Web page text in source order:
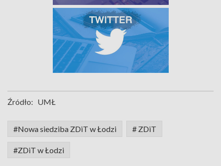
Źródło: UMŁ
#Nowa siedziba ZDiT w Łodzi # ZDiT
#ZDiT w Łodzi